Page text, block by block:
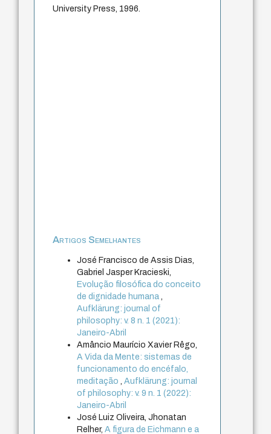
University Press, 1996.
Artigos Semelhantes
José Francisco de Assis Dias,
Gabriel Jasper Kracieski,
Evolução filosófica do conceito
de dignidade humana,
Aufklärung: journal of
philosophy: v. 8 n. 1 (2021):
Janeiro-Abril
Amâncio Maurício Xavier Rêgo,
A Vida da Mente: sistemas de
funcionamento do encéfalo,
meditação,Aufklärung: journal
of philosophy: v. 9 n. 1 (2022):
Janeiro-Abril
José Luiz Oliveira, Jhonatan
Relher,A figura de Eichmann e a